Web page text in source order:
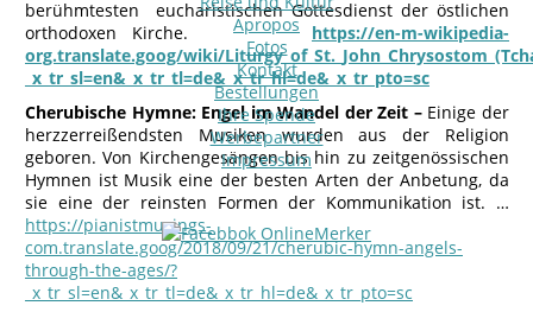
Apropos
Fotos
Kontakt
Bestellungen
Ihre Spende
Werbepartner
Impressum
berühmtesten eucharistischen Gottesdienst der östlichen
orthodoxen Kirche. https://en-m-wikipedia-
org.translate.goog/wiki/
_x_tr_sl=en&_x_tr_tl=de&_x_tr_hl=de&_x_tr_pto=sc
Cherubische Hymne: Engel im Wandel der Zeit – Einige der
herzzerreißendsten Musiken wurden aus der Religion
geboren. Von Kirchengesängen bis hin zu zeitgenössischen
Hymnen ist Musik eine der besten Arten der Anbetung, da
sie eine der reinsten Formen der Kommunikation ist. …
https://pianistmusings-
com.translate.goog/2018/09/21/cherubic-hymn-angels-
through-the-ages/?
_x_tr_sl=en&_x_tr_tl=de&_x_tr_hl=de&_x_tr_pto=sc